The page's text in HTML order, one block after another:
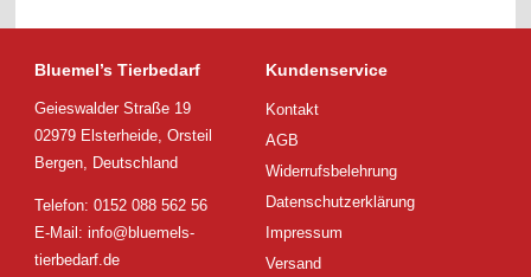
können
Produktseite
gewählt
werden
Bluemel’s Tierbedarf
Geieswalder Straße 19
02979 Elsterheide, Orsteil
Bergen, Deutschland
Telefon: 0152 088 562 56
E-Mail:info@bluemels-
tierbedarf.de
Kundenservice
Kontakt
AGB
Widerrufsbelehrung
Datenschutzerklärung
Impressum
Versand